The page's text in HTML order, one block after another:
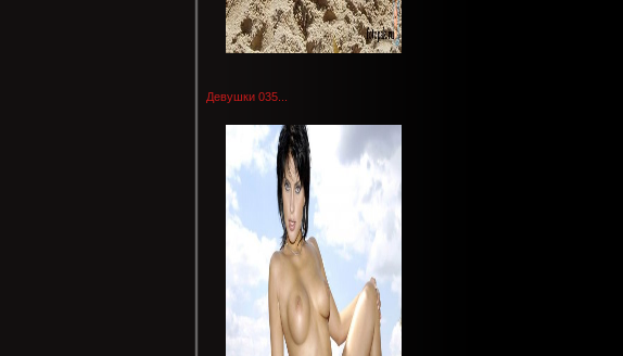
Девушки 035...